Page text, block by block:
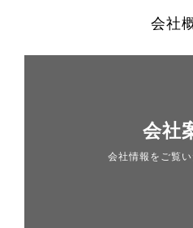
会社
会社
会社情報をご覧い